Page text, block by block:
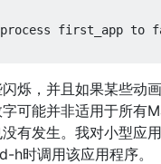
first_app to
烁，并且如果某些动
可能并非适用于所有
有发生。我对小型应
h时调用该应用程序。